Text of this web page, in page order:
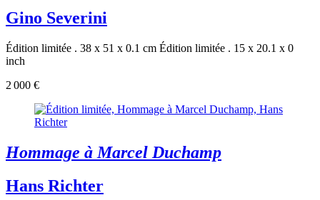
Gino Severini
Édition limitée . 38 x 51 x 0.1 cm Édition limitée . 15 x 20.1 x 0
inch
2 000 €
Hommage à Marcel Duchamp
Hans Richter